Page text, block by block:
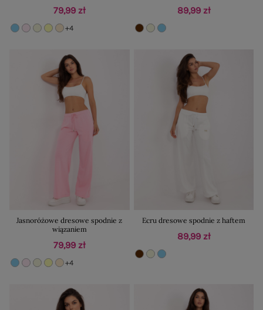
79,99 zł
+4
89,99 zł
Jasnoróżowe dresowe spodnie z
wiązaniem
79,99 zł
+4
Ecru dresowe spodnie z haftem
89,99 zł